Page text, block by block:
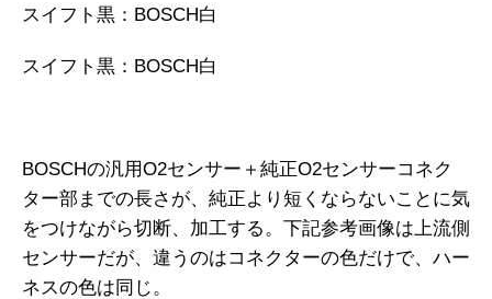
スイフト黒：BOSCH白
スイフト黒：BOSCH白
BOSCHの汎用O2センサー＋純正O2センサーコネク
ター部までの長さが、純正より短くならないことに気
をつけながら切断、加工する。下記参考画像は上流側
センサーだが、違うのはコネクターの色だけで、ハー
ネスの色は同じ。